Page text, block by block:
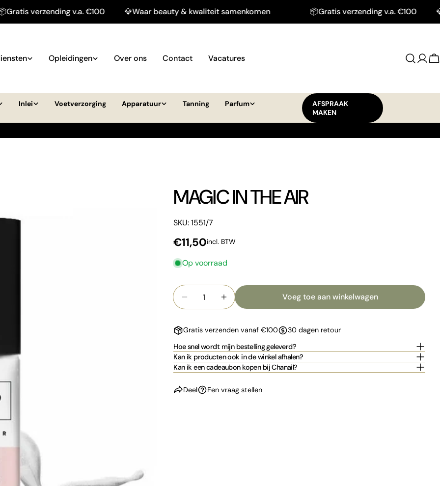
v.a. €100 💎Waar beauty & kwaliteit samenkomen 📦Gratis verzending v.a. €100 💎Waar
Opleidingen Over ons Contact Vacatures
Log
Inlei Voetverzorging Apparatuur Tanning
Parfum
AFSPRAAK
MAKEN
MAGIC IN THE AIR
SKU: 1551/7
Normale
€11,50incl. BTW
Op voorraad
Hoeveelheid
Aantal verlagen voor MAGIC IN THE AIR
Verhoog het aantal voor MAGIC IN THE AIR
Voeg toe aan winkelwagen
Gratis verzenden vanaf €100
30 dagen retour
Hoe snel wordt mijn bestelling geleverd?
Kan ik producten ook in de winkel afhalen?
Kan ik een cadeaubon kopen bij Chanail?
Deel Een vraag stellen